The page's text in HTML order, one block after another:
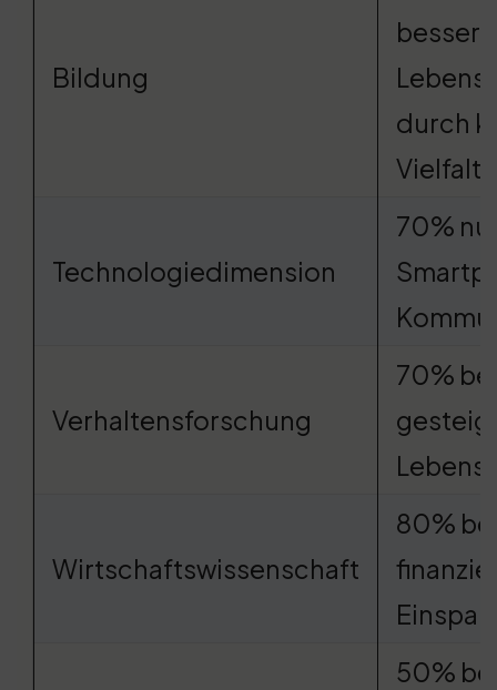
Bildung
durch
Vielfalt
Technologiedimension
70%
Verhaltensforschung
70%
Wirtschaftswissenschaft
80%
50%